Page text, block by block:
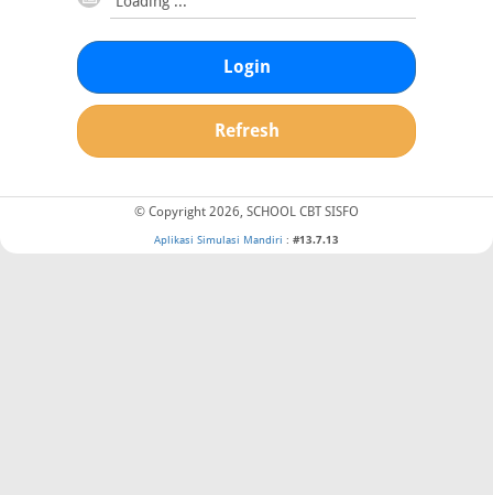
Login
Refresh
© Copyright 2026, SCHOOL CBT SISFO
Aplikasi Simulasi Mandiri : #13.7.13